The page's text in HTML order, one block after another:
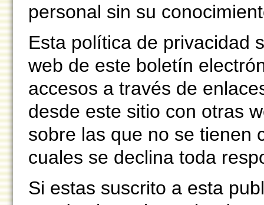
personal sin su
Esta política de privacidad
web de este boletín
accesos a través de
desde este sitio con otras
sobre las que no se tienen
cuales se declina toda
Si estas suscrito a esta